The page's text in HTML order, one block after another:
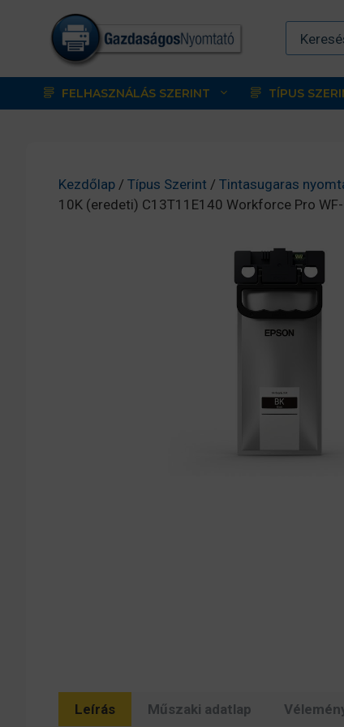
tartalomba
FELHASZNÁLÁS SZERINT TÍPUS
Kezdőlap / Típus Szerint / Tintasugaras
10K (eredeti) C13T11E140 Workforce Pro
Leírás Műszaki adatlap